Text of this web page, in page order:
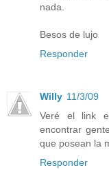
nada.
Besos de lujo
Responder
Willy 11/3/09
Veré el link
encontrar
que posean la
Responder